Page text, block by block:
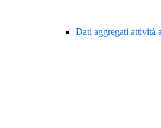
Dati aggregati attività